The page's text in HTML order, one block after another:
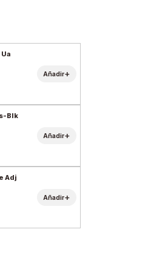
Añadir+
Añadir+
Adj
Añadir+